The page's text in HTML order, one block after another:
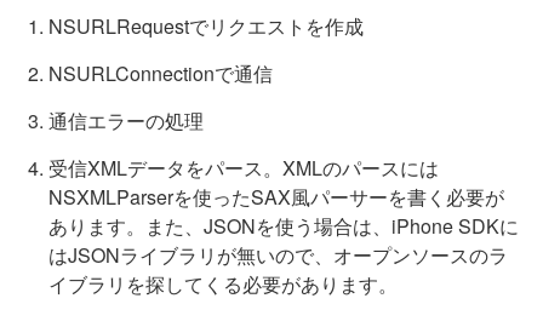
NSURLRequestでリクエストを作成
NSURLConnectionで通信
通信エラーの処理
受信XMLデータをパース。XMLのパースには
NSXMLParserを使ったSAX風パーサーを書く必要が
あります。また、JSONを使う場合は、iPhone SDKに
はJSONライブラリが無いので、オープンソースのラ
イブラリを探してくる必要があります。